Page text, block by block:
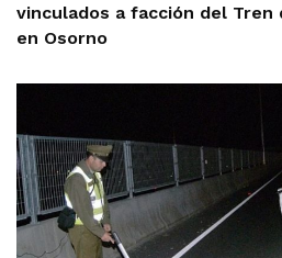
vinculados a facción del Tren
en Osorno